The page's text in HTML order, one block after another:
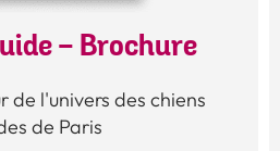
- Brochure
de l'univers des chiens
de Paris